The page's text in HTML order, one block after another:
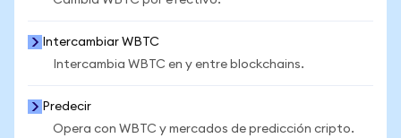
Intercambiar WBTC
Intercambia WBTC en y entre blockchains.
Predecir
Opera con WBTC y mercados de predicción cripto.